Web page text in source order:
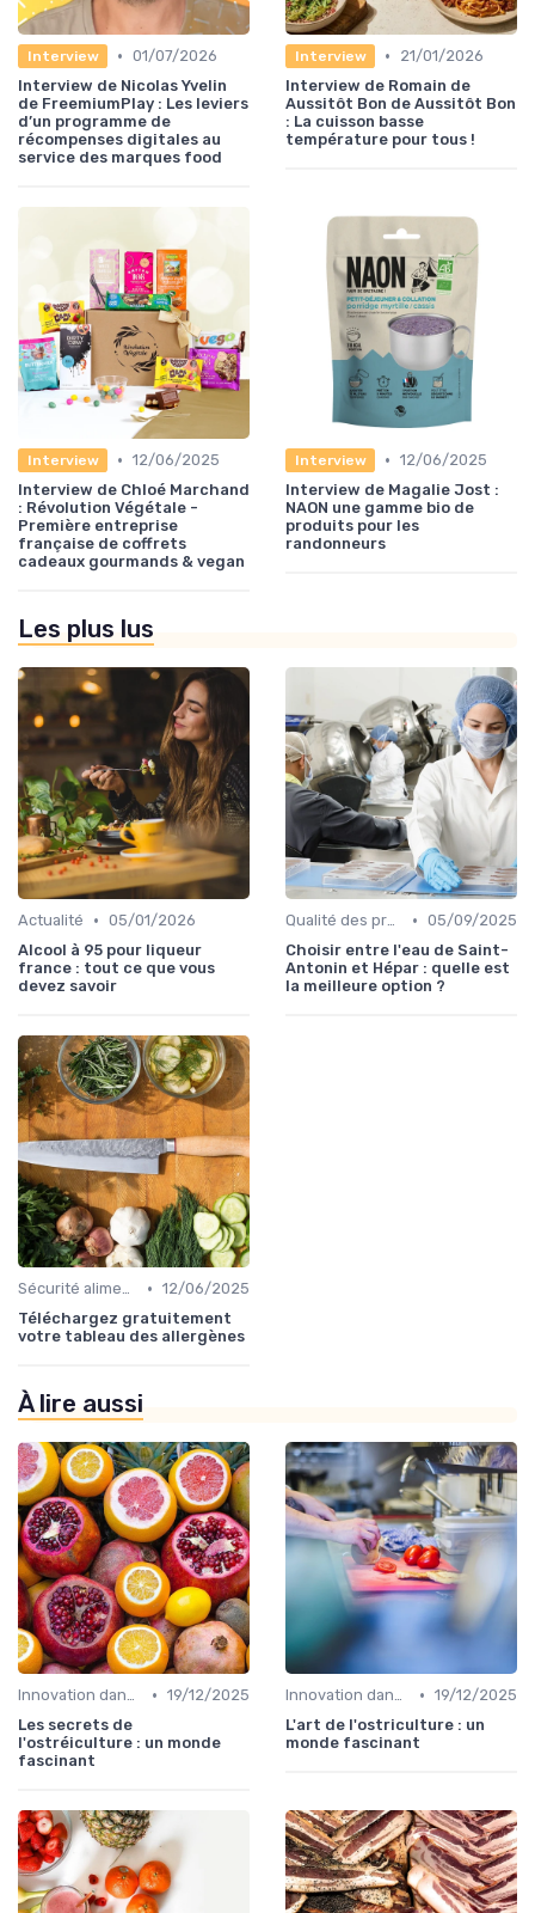
Interview • 01/07/2026
Interview de Nicolas Yvelin
de FreemiumPlay : Les leviers
d’un programme de
récompenses digitales au
service des marques food
Interview •
21/01/2026
Interview de Romain de
Aussitôt Bon de Aussitôt Bon
: La cuisson basse
température pour tous !
Interview • 12/06/2025
Interview de Chloé Marchand
: Révolution Végétale -
Première entreprise
française de coffrets
cadeaux gourmands & vegan
Interview • 12/06/2025
Interview de Magalie Jost :
NAON une gamme bio de
produits pour les
randonneurs
Les plus lus
Actualité • 05/01/2026
Alcool à 95 pour liqueur
france : tout ce que vous
devez savoir
Qualité des produits • 05/09/2025
Choisir entre l'eau de Saint-
Antonin et Hépar : quelle est
la meilleure option ?
Sécurité alimentaire • 12/06/2025
Téléchargez gratuitement
votre tableau des allergènes
À lire aussi
Innovation dans la food • 19/12/2025
Les secrets de
l'ostréiculture : un monde
fascinant
Innovation dans la food • 19/12/2025
L'art de l'ostriculture : un
monde fascinant